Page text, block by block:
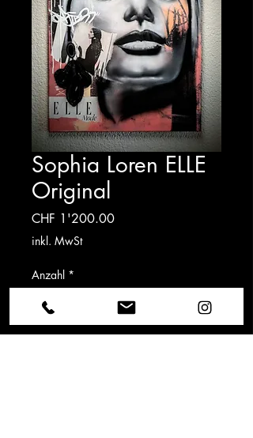
Sophia Loren ELLE
Original
CHF 1'200.00Preis
inkl. MwSt
Anzahl *